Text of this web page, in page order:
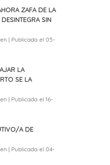
ZAFA DE LA
SIN
Publicada el 05-
LA
SE LA
Publicada el 16-
A DE
Publicada el 04-